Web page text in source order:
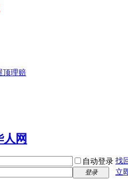
自动登录 找
登录
立